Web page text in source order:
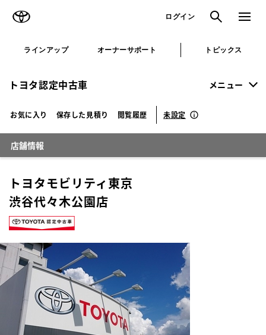
ログイン 検索 メニュ
ラインアップ オーナーサポート トピックス
トヨタ認定中古車 メニュー
お気に入り 保存した見積り 閲覧履歴 未設定
店舗情報
トヨタモビリティ東京
渋谷代々木公園店